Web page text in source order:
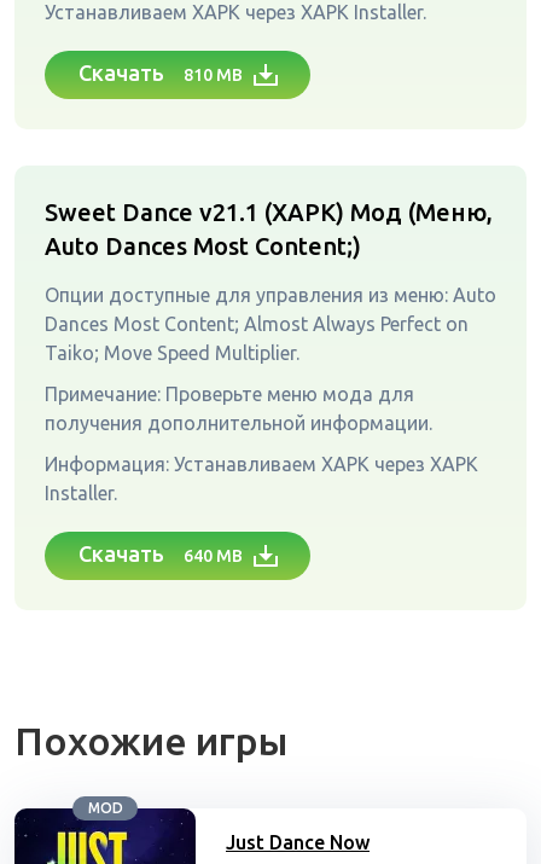
Устанавливаем XAPK через XAPK Installer.
Скачать 810 MB
Sweet Dance v21.1 (XAPK) Мод (Меню,
Auto Dances Most Content;)
Опции доступные для управления из меню: Auto
Dances Most Content; Almost Always Perfect on
Taiko; Move Speed Multiplier.
Примечание: Проверьте меню мода для
получения дополнительной информации.
Информация: Устанавливаем XAPK через XAPK
Installer.
Скачать 640 MB
Похожие игры
MOD
Just Dance Now